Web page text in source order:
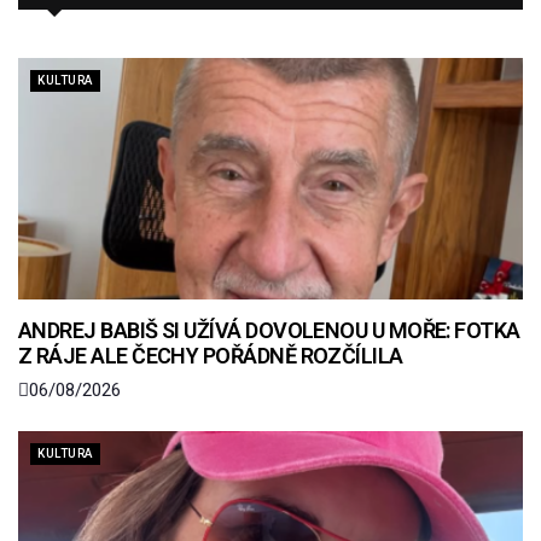
KULTURA
ANDREJ BABIŠ SI UŽÍVÁ DOVOLENOU U MOŘE: FOTKA
Z RÁJE ALE ČECHY POŘÁDNĚ ROZČÍLILA
06/08/2026
KULTURA